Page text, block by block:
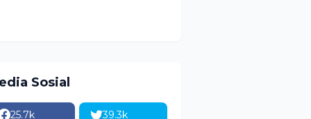
Sosial
25.7k 39.3k